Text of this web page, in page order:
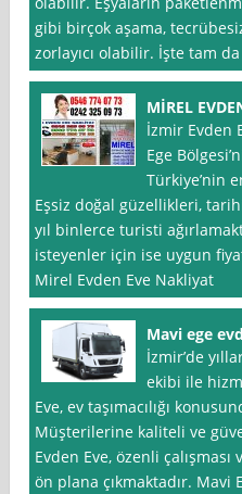
gibi birçok aşama,
zorlayıcı olabilir. İşte tam
MİREL
İzmir Evden
Ege
Türkiye’nin
Eşsiz doğal güzellikleri,
yıl binlerce turisti
isteyenler için ise uygun
Mirel Evden Eve Nakliyat
Mavi ege
İzmir’de
ekibi ile
Eve, ev taşımacılığı
Müşterilerine kaliteli ve
Evden Eve, özenli
ön plana çıkmaktadır. Mavi